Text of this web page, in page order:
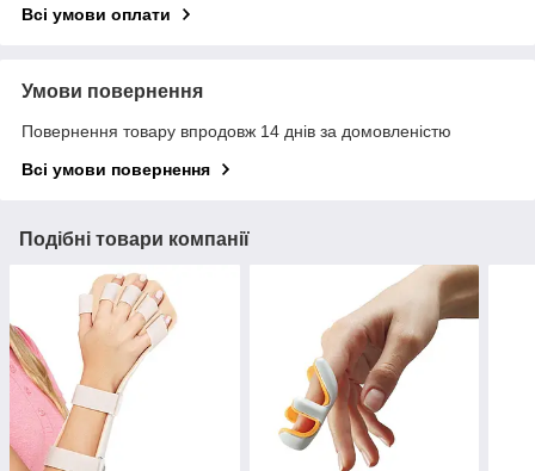
Всі умови оплати
Умови повернення
Повернення товару впродовж 14 днів за домовленістю
Всі умови повернення
Подібні товари компанії